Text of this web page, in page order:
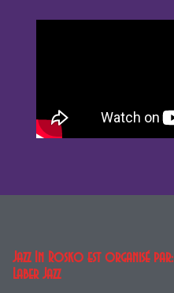
Jazz In Rosko est organisé par:
Laber Jazz